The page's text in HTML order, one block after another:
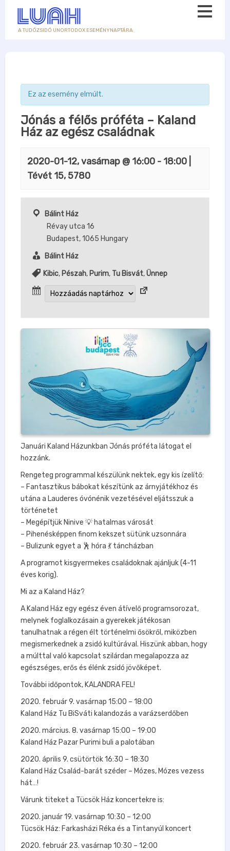
A TUDÓZSIDÓ UNORTODOX ESEMÉNYNAPTÁRA
Ez az esemény elmúlt.
Jónás a félős próféta – Kaland
Ház az egész családnak
2020-01-12, vasárnap @ 16:00 - 18:00
Tévét 15, 5780
Bálint Ház
Révay utca 16
Budapest,1065 Hungary
Bálint Ház
Kibic, Pészah, Purim, Tu Bisvát,Ünnep
Januári Kaland Házunkban Jónás próféta látogat el
hozzánk.
Rengeteg programmal készülünk nektek, egy kis ízelítő:
– Fantasztikus bábokat készítünk az árnyjátékhoz és
utána a Lauderes óvónénik vezetésével eljátsszuk a
történetet
– Megépítjük Ninive 💡 hatalmas városát
– Pihenésképpen finom kekszet sütünk uzsonnára
– Bulizunk egyet a 🕺 hóra 💃 táncházban
A programot kisgyermekes családoknak ajánljuk (4-11
éves korig).
Mi az a Kaland Ház?
A Kaland Ház egy egész éven átívelő programsorozat,
melynek foglalkozásain a gyerekek játékosan
tanulhatnak a régen élt történelmi ősökről, miközben
megismerkednek a zsidó kultúrával. Hiszünk abban, hogy
a múlttal való kapcsolat szilárdan megalapozza az
egészséges, erős és élénk zsidó jövőképet.
További időpontok, KALANDRA FEL!
2020. február 9. vasárnap 15:00 – 18:00
Kaland Ház Tu BiSváti kalandozás a varázserdőben
2020. március. 8. vasárnap 15:00 – 19:00
Kaland Ház Pazar Purimi buli a palotában
2020. április 9. csütörtök 16:30 – 18:30
Kaland Ház Család-barát széder – Mózes, Mózes vezess
hát…!
Várunk titeket a Tücsök Ház koncertekre is:
2020. január 19. vasárnap 10:30 – 12:00
Tücsök Ház: Farkasházi Réka és a Tintanyúl koncert
2020. február 23. vasárnap 10:30 – 12:00